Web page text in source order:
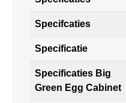
Specifcaties
Specificatie
Specificaties Big
Green Egg Cabinet